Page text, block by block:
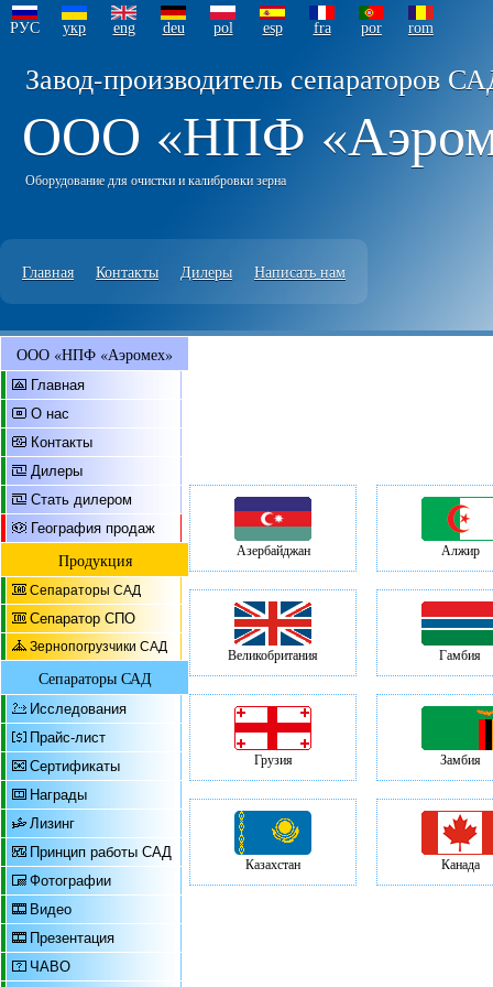
РУС укр eng deu pol esp fra por rom
Завод-производитель сепараторов
ООО «НПФ
Оборудование для очистки и калибровки зерна
Главная Контакты Дилеры Написать нам
ООО «НПФ «Аэромех»
Главная
О нас
Контакты
Дилеры
Стать дилером
География продаж
Продукция
Сепараторы САД
Сепаратор СПО
Зернопогрузчики САД
Сепараторы САД
Исследования
Прайс-лист
Сертификаты
Награды
Лизинг
Принцип работы САД
Фотографии
Видео
Презентация
ЧАВО
Азербайджан Алжир
Великобритания Гамбия
Грузия Замбия
Казахстан Канада